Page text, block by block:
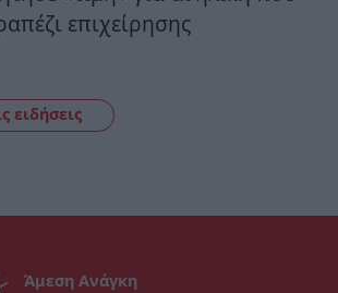
επιχείρησης
ειδήσεις
Άμεση Ανάγκη